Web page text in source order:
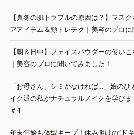
【真冬の肌トラブルの原因は？】マス
アアイテム＆顔トレテク｜美容のプロに
【朝＆日中】フェイスパウダーの使い
｜美容のプロに聞いてみました！
「お母さん、シミがなければ…」娘の
イク派の私がナチュラルメイクを学び
＃4
年末年始も体型キープ！休み明けの“ド